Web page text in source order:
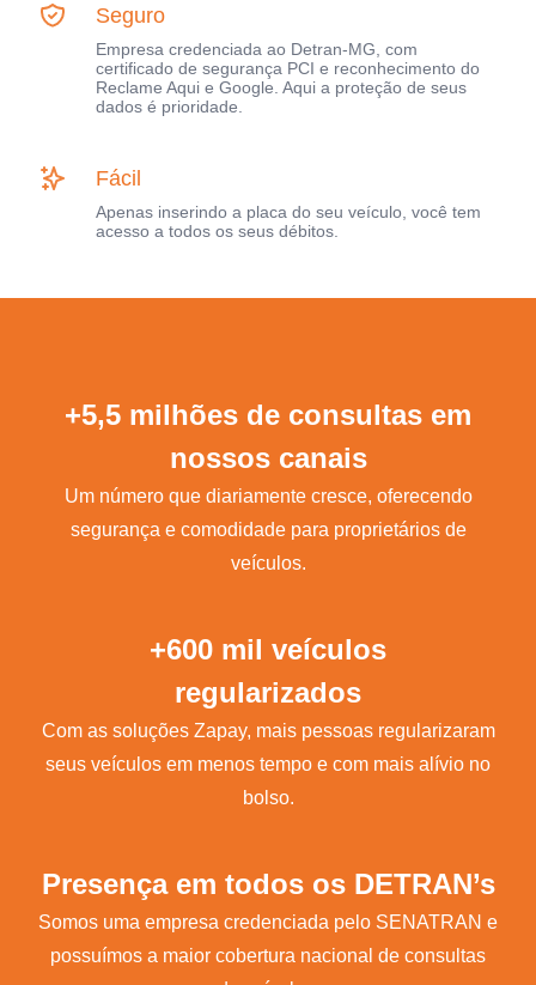
Seguro
Empresa credenciada ao Detran-MG, com
certificado de segurança PCI e reconhecimento do
Reclame Aqui e Google. Aqui a proteção de seus
dados é prioridade.
Fácil
Apenas inserindo a placa do seu veículo, você tem
acesso a todos os seus débitos.
+5,5 milhões de consultas em
nossos canais
Um número que diariamente cresce, oferecendo
segurança e comodidade para proprietários de
veículos.
+600 mil veículos
regularizados
Com as soluções Zapay, mais pessoas regularizaram
seus veículos em menos tempo e com mais alívio no
bolso.
Presença em todos os DETRAN’s
Somos uma empresa credenciada pelo SENATRAN e
possuímos a maior cobertura nacional de consultas